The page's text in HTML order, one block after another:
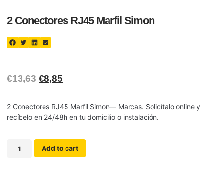
2 Conectores RJ45 Marfil Simon
€13,63 €8,85
2 Conectores RJ45 Marfil Simon— Marcas. Solicítalo online y
recíbelo en 24/48h en tu domicilio o instalación.
Add to cart